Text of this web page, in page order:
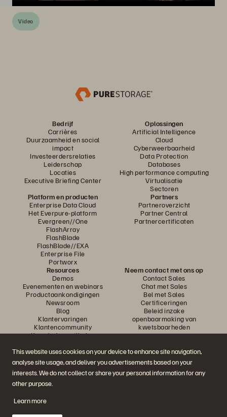
This website uses cookies on your device to enhance site navigation,
analyse site usage, and deliver you advertisements based on your
interests. We do not collect or share your personal information for any
other purpose.
Learn more
Video
Bedrijf
Carrières
Duurzaamheid en social
impact
Investeerdersrelaties
Leiderschap
Locaties
Executive Briefing Center
Oplossingen
Artificial Intelligence
Cloud
Cyberweerbaarheid
Data Protection
Databases
High performance computing
Virtualisatie
Sectoren
Platform en producten
Enterprise Data Cloud
Het Everpure-platform
Evergreen//One
FlashArray
FlashBlade
FlashBlade//EXA
Enterprise File
Portworx
Partners
Partneroverzicht
Partner Central
Partnercertificaten
Resources
Demos
Evenementen en webinars
Productaankondigingen
Newsroom
Blog
Klantervaringen
Klantencommunity
Knowledge-artikelen
Neem contact met ons op
Contact Sales
Chat met Sales
Bel met Sales
Certificeringen
Beleid inzake
openbaarmaking van
kwetsbaarheden
Neem deel aan het gesprek
Volg alle officiële sociale kanalen van Everpure